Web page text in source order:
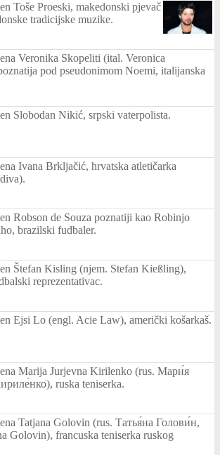
Toše Proeski, makedonski pjevač
tradicijske muzike.
Veronika Skopeliti (ital. Veronica
pod pseudonimom Noemi, italijanska
Slobodan Nikić, srpski vaterpolista.
Ivana Brkljačić, hrvatska atletičarka
Robson de Souza poznatiji kao Robinjo
brazilski fudbaler.
Štefan Kisling (njem. Stefan Kießling),
reprezentativac.
Ejsi Lo (engl. Acie Law), američki košarkaš.
Marija Jurjevna Kirilenko (rus. Мари́я
ruska teniserka.
Tatjana Golovin (rus. Татья́на Голови́н,
Golovin), francuska teniserka ruskog